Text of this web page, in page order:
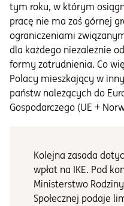
tym roku, w którym
pracę nie ma zaś górnej
ograniczeniami
dla każdego niezależnie
formy zatrudnienia. Co
Polacy mieszkający w
państw należących do
Gospodarczego (UE +
Kolejna zasada
wpłat na IKE. Pod
Ministerstwo
Społecznej podaje